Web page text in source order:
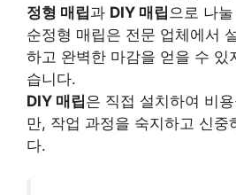
정형 매립과 DIY 매립 으로 나
순정형 매립은 전문 업체에서
하고 완벽한 마감을 얻을 수 있
습니다.
DIY 매립은 직접 설치하여 비
만, 작업 과정을 숙지하고 신중
다.